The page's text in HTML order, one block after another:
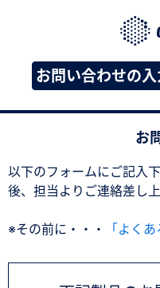
お問い合わせの入
お
以下のフォームにご記入
後、担当よりご連絡差し上
※その前に・・・ 「よくあ